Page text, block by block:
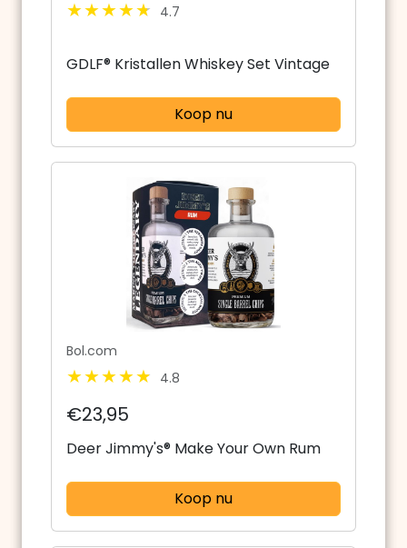
4.7
GDLF® Kristallen Whiskey Set Vintage
Koop nu
Bol.com
4.8
€23,95
Deer Jimmy's® Make Your Own Rum
Koop nu